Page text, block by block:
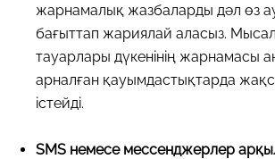
жарнамалық жазбаларды дәл өз
бағыттап жариялай аласыз.
тауарлары дүкенінің жарнамасы
арналған қауымдастықтарда
істейді.
SMS немесе мессенджерлер